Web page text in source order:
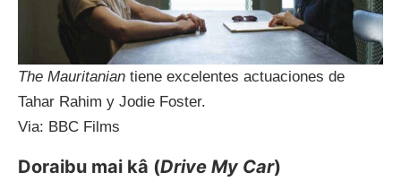
The Mauritanian tiene excelentes actuaciones de
Tahar Rahim y Jodie Foster.
Via: BBC Films
Doraibu mai kâ (Drive My Car)